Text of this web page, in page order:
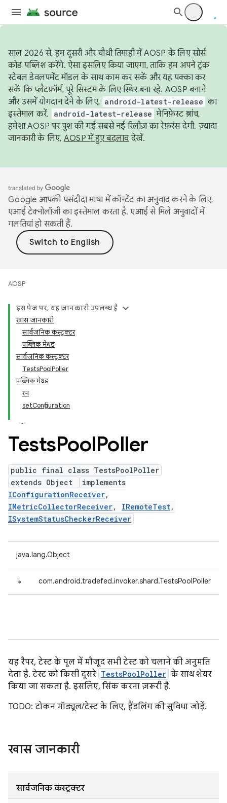
साल 2026 से, हम दूसरी और चौथी तिमाही में AOSP के लिए सोर्स
कोड पब्लिश करेंगे. ऐसा इसलिए किया जाएगा, ताकि हम अपने ट्रंक
स्टेबल डेवलपमेंट मॉडल के साथ काम कर सकें और यह पक्का कर
सकें कि प्लैटफ़ॉर्म, पूरे सिस्टम के लिए स्थिर बना रहे. AOSP बनाने
और उसमें योगदान देने के लिए, android-latest-release का
इस्तेमाल करें.
android-latest-release मेनिफ़ेस्ट ब्रांच,
हमेशा AOSP पर पुश की गई सबसे नई रिलीज़ का रेफ़रंस देगी. ज़्यादा
जानकारी के लिए, AOSP में हुए बदलावदेखें.
Google आपकी पसंदीदा भाषा में कॉन्टेंट का अनुवाद करने के लिए,
एआई टेक्नोलॉजी का इस्तेमाल करता है. एआई से मिले अनुवादों में
गलतियां हो सकती हैं.
AOSP
इस पेज पर, यह जानकारी उपलब्ध है
खास जानकारी
सार्वजनिक कंस्ट्रक्टर
पब्लिक मेथड
सार्वजनिक कंस्ट्रक्टर
TestsPoolPoller
पब्लिक मेथड
रन
setConfiguration
TestsPoolPoller
public final class TestsPoolPoller
extends Object
implements
IConfigurationReceiver,
IMetricCollectorReceiver, IRemoteTest,
ISystemStatusCheckerReceiver
java.lang.Object
↳ com.android.tradefed.invoker.shard.TestsPoolPoller
यह रैपर, टेस्ट के पूल में मौजूद सभी टेस्ट को चलाने की अनुमति
देता है. टेस्ट को किसी दूसरे TestsPoolPoller के साथ शेयर
किया जा सकता है. इसलिए, सिंक करना ज़रूरी है.
TODO: टोकन मॉड्यूल/टेस्ट के लिए, हैंडलिंग की सुविधा जोड़ें.
खास जानकारी
सार्वजनिक कंस्ट्रक्टर